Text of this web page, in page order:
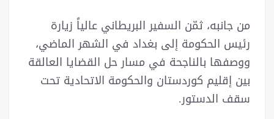
من جانبه، ثمّن السفير البريطاني عالياً زيارة
رئيس الحكومة إلى بغداد في الشهر الماضي،
ووصفها بالناجحة في مسار حل القضايا العالقة
بين إقليم كوردستان والحكومة الاتحادية تحت
سقف الدستور.